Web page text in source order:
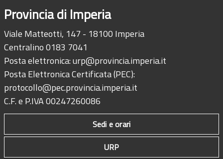
Provincia di Imperia
Viale Matteotti, 147 - 18100 Imperia
Centralino 0183 7041
Posta elettronica:urp@provincia.imperia.it
Posta Elettronica Certificata (PEC):
protocollo@pec.provincia.imperia.it
C.F. e P.IVA 00247260086
Sedi e orari
URP